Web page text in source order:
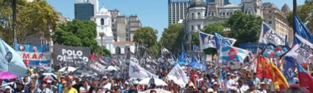
Clima
Mundial 2026
Eventos Corporativos